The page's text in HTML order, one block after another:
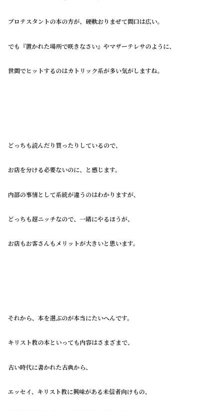
プロテスタントの本の方が、硬軟おりまぜて間口は広い。
でも『置かれた場所で咲きなさい』やマザーテレサのように、
世間でヒットするのはカトリック系が多い気がしますね。
どっちも読んだり買ったりしているので、
お店を分ける必要ないのに、と感じます。
内部の事情として系統が違うのはわかりますが、
どっちも超ニッチなので、一緒にやるほうが、
お店もお客さんもメリットが大きいと思います。
それから、本を選ぶのが本当にたいへんです。
キリスト教の本といっても内容はさまざまで、
古い時代に書かれた古典から、
エッセイ、キリスト教に興味がある未信者向けもの、